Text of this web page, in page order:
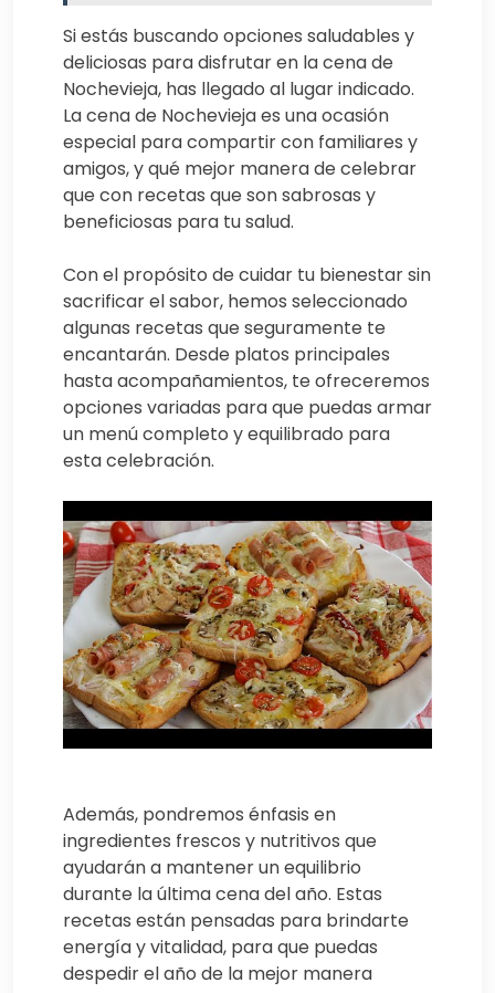
Si estás buscando opciones saludables y
deliciosas para disfrutar en la cena de
Nochevieja, has llegado al lugar indicado.
La cena de Nochevieja es una ocasión
especial para compartir con familiares y
amigos, y qué mejor manera de celebrar
que con recetas que son sabrosas y
beneficiosas para tu salud.
Con el propósito de cuidar tu bienestar sin
sacrificar el sabor, hemos seleccionado
algunas recetas que seguramente te
encantarán. Desde platos principales
hasta acompañamientos, te ofreceremos
opciones variadas para que puedas armar
un menú completo y equilibrado para
esta celebración.
Además, pondremos énfasis en
ingredientes frescos y nutritivos que
ayudarán a mantener un equilibrio
durante la última cena del año. Estas
recetas están pensadas para brindarte
energía y vitalidad, para que puedas
despedir el año de la mejor manera